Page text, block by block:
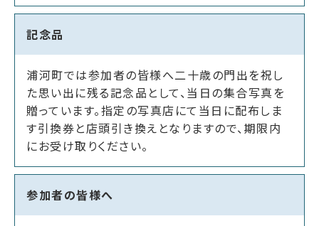
記念品
浦河町では参加者の皆様へ二十歳の門出を祝し
た思い出に残る記念品として、当日の集合写真を
贈っています。指定の写真店にて当日に配布しま
す引換券と店頭引き換えとなりますので、期限内
にお受け取りください。
参加者の皆様へ